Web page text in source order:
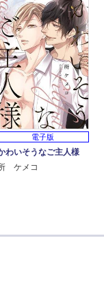
電子版
わいそうなご主人様
ケメコ